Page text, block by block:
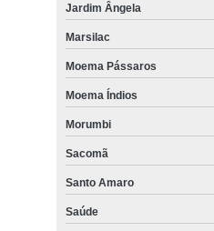
Jardim Ângela
Marsilac
Moema Pássaros
Moema Índios
Morumbi
Sacomã
Santo Amaro
Saúde